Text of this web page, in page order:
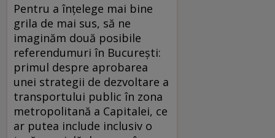
Pentru a înțelege mai bine
grila de mai sus, să ne
imaginăm două posibile
referendumuri în București:
primul despre aprobarea
unei strategii de dezvoltare a
transportului public în zona
metropolitană a Capitalei, ce
ar putea include inclusiv o